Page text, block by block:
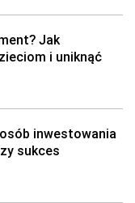
Jak
i uniknąć
inwestowania
sukces